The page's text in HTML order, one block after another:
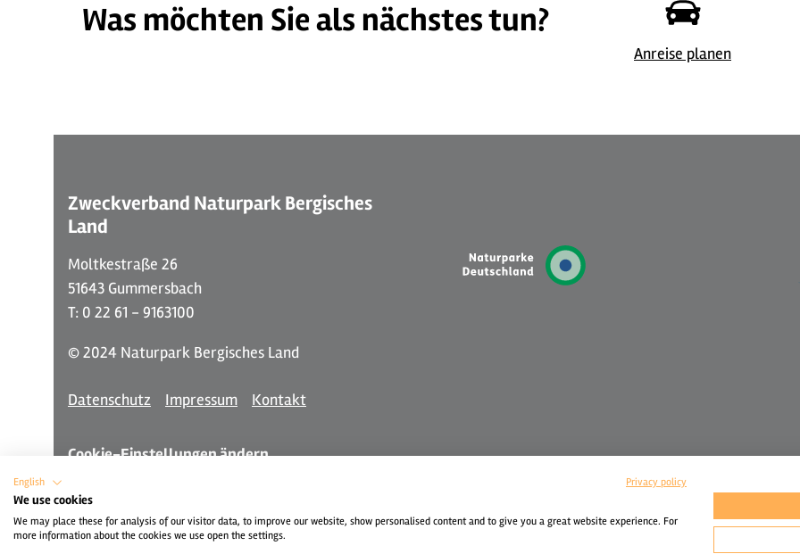
| Maren Pussak / Das Bergische © | Maren Pussak / Das Bergische
Was möchten Sie als nächstes tun?
Anreise planen
Zweckverband Naturpark Bergisches
Land
Moltkestraße 26
51643 Gummersbach
T: 0 22 61 - 9163100
© 2024 Naturpark Bergisches Land
Datenschutz Impressum Kontakt
Cookie-Einstellungen ändern
English Privacy policy
We use cookies
We may place these for analysis of our visitor data, to improve our website, show personalised content and to give you a great website experience. For
more information about the cookies we use open the settings.